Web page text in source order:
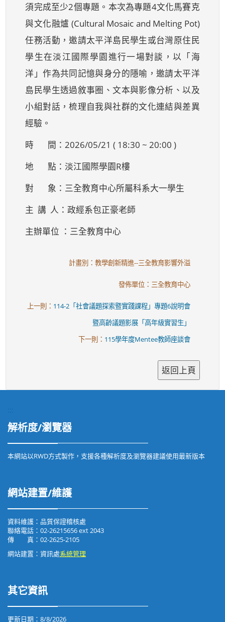
須完成至少2個專題。本次為專題4文化馬賽克
與文化融爐 (Cultural Mosaic and Melting Pot)
任務活動，邀請太平洋島民學生或台灣原住民
學生在淡江國際學園進行一場對談，以「海
洋」作為共同記憶與身分的隱喻，邀請太平洋
島民學生透過敘事圈、文本與影像分析、以及
小組對話，梳理自我與社群的文化連結與差異
經驗。
時 間：2026/05/21 ( 18:30 ~ 20:00 )
地 點：淡江國際學園R樓
對 象：三全教育中心所屬科系大一學生
主 講 人：政經系包正豪老師
主辦單位 ：三全教育中心
計畫別：教學創新精進--三全教育影響外溢
發佈單位：三全教育中心
上一則： 114-2「社會議題探索暨實踐課程」專題6說明會
暨高齡議題影展「高年級實習生」
下一則： 115學年度Mentee教師座談會
解析度/瀏覽器
本網站以RWD方式製作，支援各種解析度及瀏覽器建議使用最新版本
網站建置/維護
資料維護：品質保證稽核處
聯絡電話：02-26215656 ext 2043
傳 真：02-2625-2105
網站建置：資訊處系統管理
其它資訊
更新日期： 8/8/2026